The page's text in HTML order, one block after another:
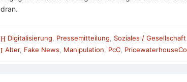
dran.
Digitalisierung Pressemitteilung
Soziales / Gesellschaft
Alter, Fake News Manipulation PcC